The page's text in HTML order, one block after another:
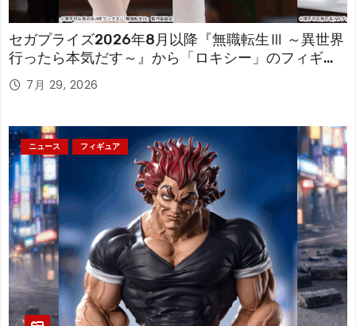
セガプライズ2026年8月以降『無職転生Ⅲ ～異世界
行ったら本気だす～』から「ロキシー」のフィギュ
アが登場！
7月 29, 2026
ニュース フィギュア